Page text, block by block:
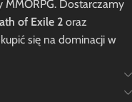
MMORPG. Dostarczamy
of Exile 2 oraz
się na dominacji w